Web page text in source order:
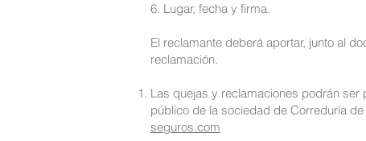
6. Lugar, fecha y firma.
El reclamante deberá aportar, junto al
reclamación.
Las quejas y reclamaciones podrán ser
público de la sociedad de Correduría
seguros.com